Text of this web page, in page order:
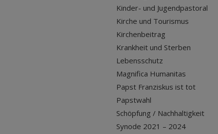
Kinder- und Jugendpastoral
Kirche und Tourismus
Kirchenbeitrag
Krankheit und Sterben
Lebensschutz
Magnifica Humanitas
Papst Franziskus ist tot
Papstwahl
Schöpfung / Nachhaltigkeit
Synode 2021 – 2024